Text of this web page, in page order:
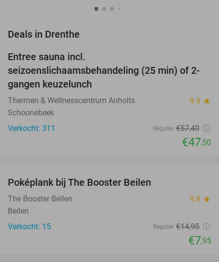
Deals in Drenthe
Entree sauna incl.
seizoenslichaamsbehandeling (25 min) of 2-
gangen keuzelunch
Thermen & Wellnesscentrum Anholts 9.9 star
Schoonebeek
Verkocht: 311
Regulier €57,40
€47,50
NEW
TODAY
Poképlank bij The Booster Beilen
The Booster Beilen 9.8 star
Beilen
Verkocht: 15
Regulier €14,95
€7,95